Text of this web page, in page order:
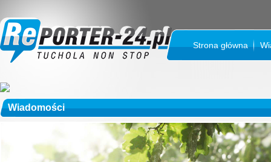
Strona główna
Wiadomości